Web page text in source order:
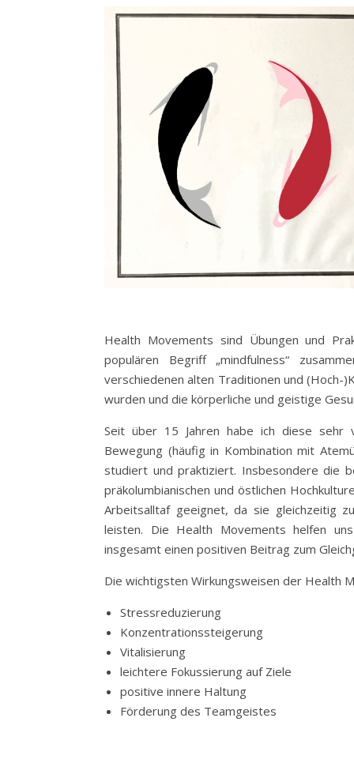
Health Movements sind Übungen und
populären Begriff „mindfulness“
verschiedenen alten Traditionen und (Hoch-
wurden und die körperliche und geistige
Seit über 15 Jahren habe ich diese sehr
Bewegung (häufig in Kombination mit
studiert und praktiziert. Insbesondere die
präkolumbianischen und östlichen
Arbeitsalltaf geeignet, da sie gleichzeitig
leisten. Die Health Movements helfen
insgesamt einen positiven Beitrag zum
Die wichtigsten Wirkungsweisen der Health
Stressreduzierung
Konzentrationssteigerung
Vitalisierung
leichtere Fokussierung auf Ziele
positive innere Haltung
Förderung des Teamgeistes